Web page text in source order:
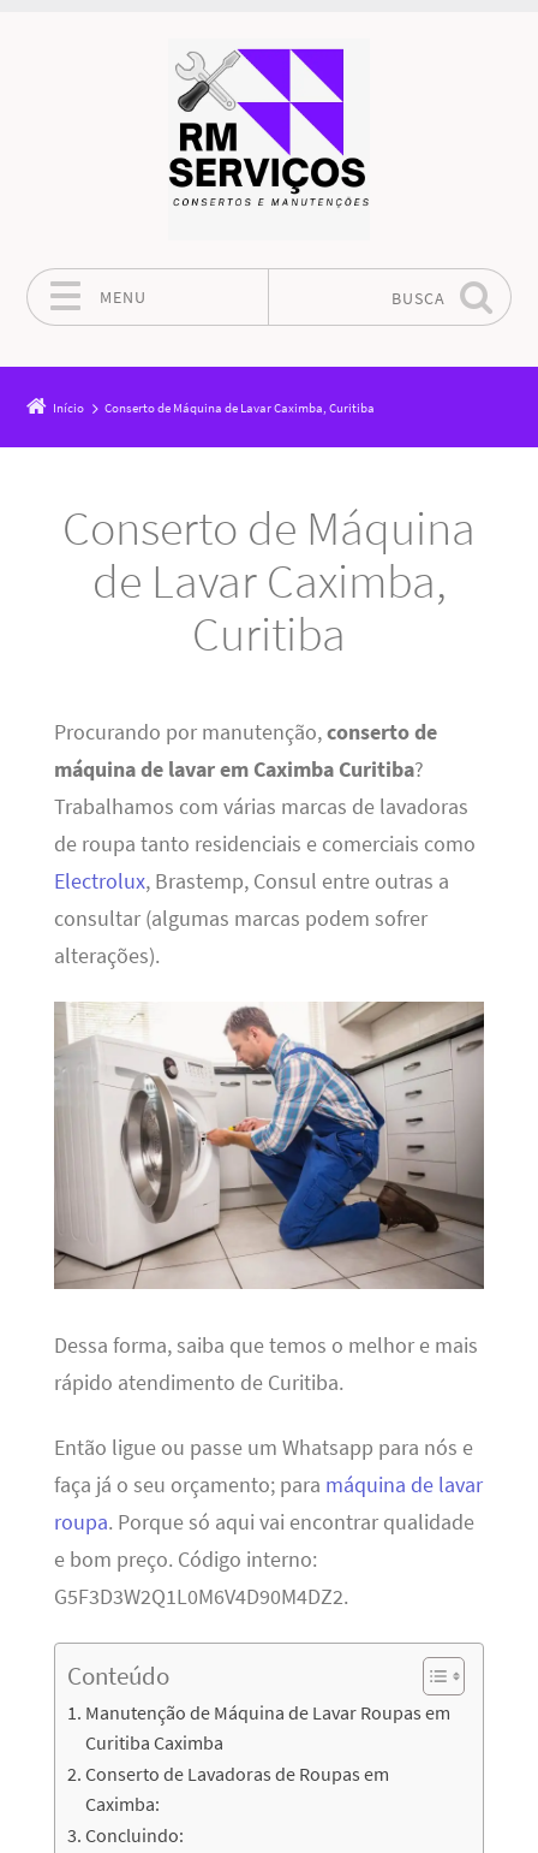
MENU BUSCA
Início Conserto de Máquina de Lavar Caximba, Curitiba
Conserto de Máquina
de Lavar Caximba,
Curitiba
Procurando por manutenção,conserto de
máquina de lavar em Caximba Curitiba?
Trabalhamos com várias marcas de lavadoras
de roupa tanto residenciais e comerciais como
Electrolux, Brastemp, Consul entre outras a
consultar (algumas marcas podem sofrer
alterações).
Dessa forma, saiba que temos o melhor e mais
rápido atendimento de Curitiba.
Então ligue ou passe um Whatsapp para nós e
faça já o seu orçamento; para máquina de lavar
roupa. Porque só aqui vai encontrar qualidade
e bom preço. Código interno:
G5F3D3W2Q1L0M6V4D90M4DZ2.
Conteúdo
Manutenção de Máquina de Lavar Roupas em
Curitiba Caximba
Conserto de Lavadoras de Roupas em
Caximba:
Concluindo: